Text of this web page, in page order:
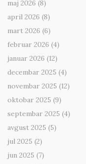
maj 2026 (8)
april 2026 (8)
mart 2026 (6)
februar 2026 (4)
januar 2026 (12)
decembar 2025 (4)
novembar 2025 (12)
oktobar 2025 (9)
septembar 2025 (4)
avgust 2025 (5)
jul 2025 (2)
jun 2025 (7)